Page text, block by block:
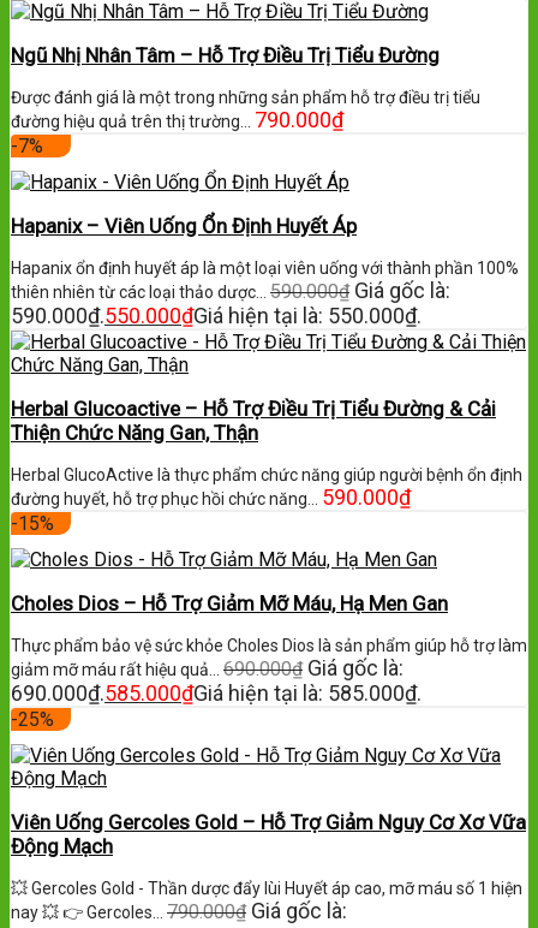
Ngũ Nhị Nhân Tâm – Hỗ Trợ Điều Trị Tiểu Đường
Được đánh giá là một trong những sản phẩm hỗ trợ điều trị tiểu
đường hiệu quả trên thị trường… 790.000₫
-7%
Hapanix – Viên Uống Ổn Định Huyết Áp
Hapanix ổn định huyết áp là một loại viên uống với thành phần 100%
thiên nhiên từ các loại thảo dược… 590.000₫ Giá gốc là:
590.000₫.550.000₫Giá hiện tại là: 550.000₫.
Herbal Glucoactive – Hỗ Trợ Điều Trị Tiểu Đường & Cải
Thiện Chức Năng Gan, Thận
Herbal GlucoActive là thực phẩm chức năng giúp người bệnh ổn định
đường huyết, hỗ trợ phục hồi chức năng… 590.000₫
-15%
Choles Dios – Hỗ Trợ Giảm Mỡ Máu, Hạ Men Gan
Thực phẩm bảo vệ sức khỏe Choles Dios là sản phẩm giúp hỗ trợ làm
giảm mỡ máu rất hiệu quả… 690.000₫ Giá gốc là:
690.000₫.585.000₫Giá hiện tại là: 585.000₫.
-25%
Viên Uống Gercoles Gold – Hỗ Trợ Giảm Nguy Cơ Xơ Vữa
Động Mạch
💥 Gercoles Gold - Thần dược đẩy lùi Huyết áp cao, mỡ máu số 1 hiện
nay 💥 👉 Gercoles… 790.000₫ Giá gốc là: